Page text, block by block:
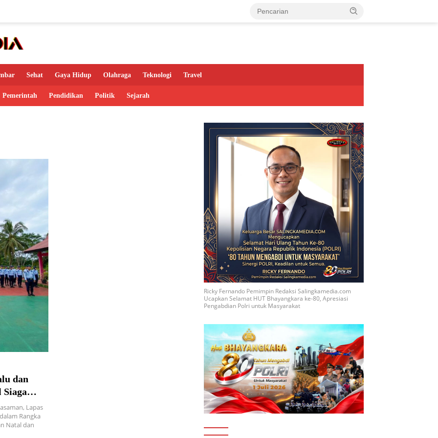
Sehat Gaya Hidup Olahraga Teknologi Travel
Pemerintah Pendidikan Politik Sejarah
dan
Siaga
Lapas
Rangka
Natal dan
Ricky Fernando Pemimpin Redaksi Salingkamedia.com
Ucapkan Selamat HUT Bhayangkara ke-80, Apresiasi
Pengabdian Polri untuk Masyarakat